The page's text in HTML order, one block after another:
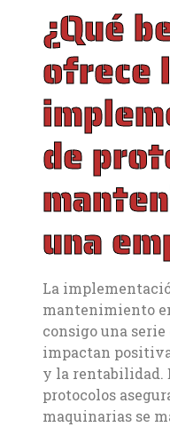
¿Qué
ofrece
de
una
La
mantenimiento
consigo una
impactan
y la rentabilidad.
protocolos
maquinarias se